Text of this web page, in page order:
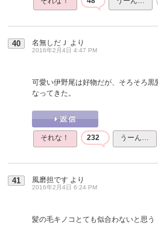
40 名無しだＪ より
2016年2月4日 4:47 PM
可愛い伊野尾は好物だが、そろそろ黒
なってきた。
それな！ 232 うーん…
41 風磨担です より
2016年2月4日 6:24 PM
髪の毛キノコとても似合わないと思う